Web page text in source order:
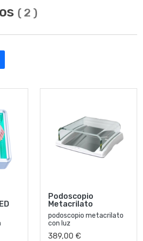
( 2 )
Podoscopio
Metacrilato
podoscopio metacrilato
con luz
389,00 €